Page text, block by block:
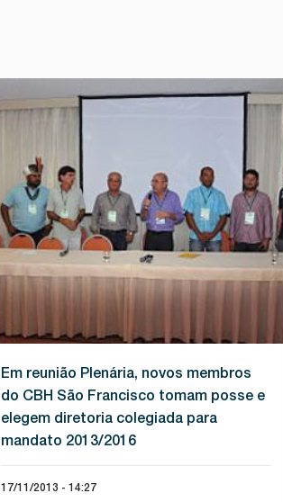
Em reunião Plenária, novos membros
do CBH São Francisco tomam posse e
elegem diretoria colegiada para
mandato 2013/2016
17/11/2013 - 14:27